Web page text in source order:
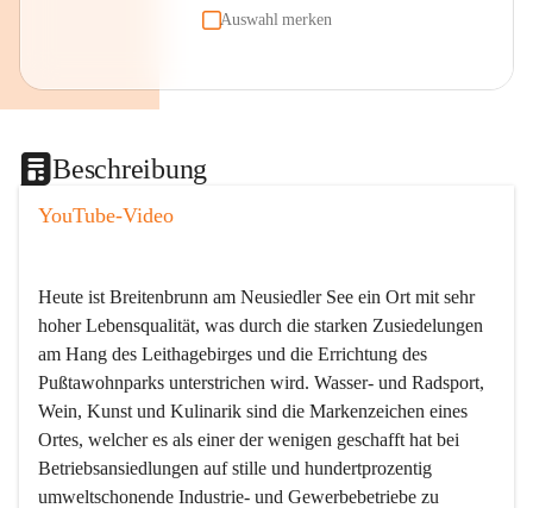
Auswahl merken
Beschreibung
YouTube-Video
Heute ist Breitenbrunn am Neusiedler See ein Ort mit sehr
hoher Lebensqualität, was durch die starken Zusiedelungen
am Hang des Leithagebirges und die Errichtung des
Pußtawohnparks unterstrichen wird. Wasser- und Radsport,
Wein, Kunst und Kulinarik sind die Markenzeichen eines
Ortes, welcher es als einer der wenigen geschafft hat bei
Betriebsansiedlungen auf stille und hundertprozentig
umweltschonende Industrie- und Gewerbebetriebe zu